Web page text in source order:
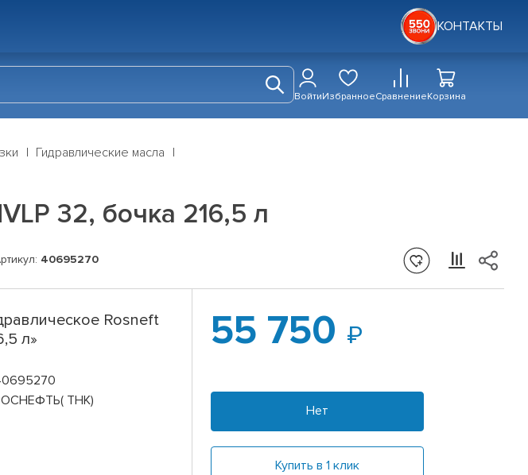
КОНТАКТЫ
ВойтиИзбранноеСравнениеКорзина
Гидравлические масла
32, бочка 216,5 л
40695270
Rosneft
л»
ТНК)
55 750
Нет
Купить в 1 клик